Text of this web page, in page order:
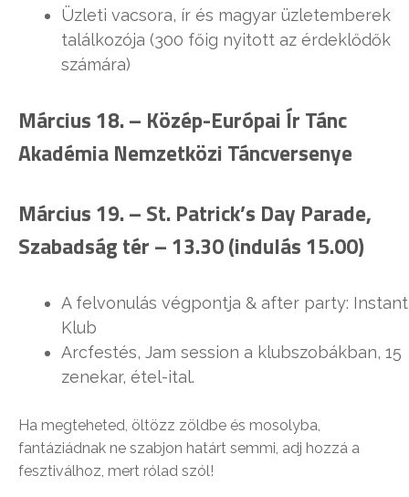
Üzleti vacsora, ír és magyar üzletemberek
találkozója (300 főig nyitott az érdeklődők
számára)
Március 18. – Közép-Európai Ír Tánc
Akadémia Nemzetközi Táncversenye
Március 19. – St. Patrick’s Day Parade,
Szabadság tér – 13.30 (indulás 15.00)
A felvonulás végpontja & after party: Instant
Klub
Arcfestés, Jam session a klubszobákban, 15
zenekar, étel-ital.
Ha megteheted, öltözz zöldbe és mosolyba,
fantáziádnak ne szabjon határt semmi, adj hozzá a
fesztiválhoz, mert rólad szól!